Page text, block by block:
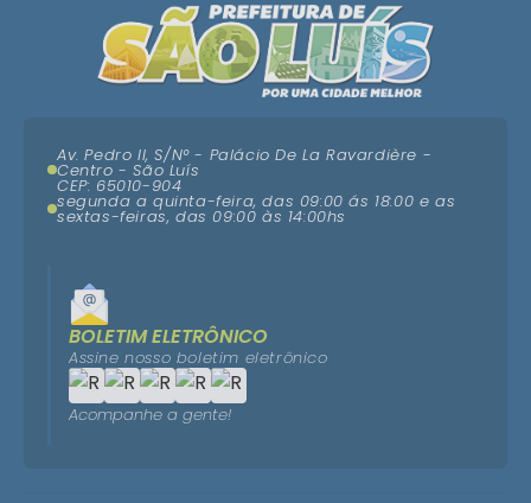
Av. Pedro II, S/N° - Palácio De La Ravardière -
Centro - São Luís
CEP: 65010-904
segunda a quinta-feira, das 09:00 ás 18:00 e as
sextas-feiras, das 09:00 às 14:00hs
BOLETIM ELETRÔNICO
Assine nosso boletim eletrônico
Acompanhe a gente!